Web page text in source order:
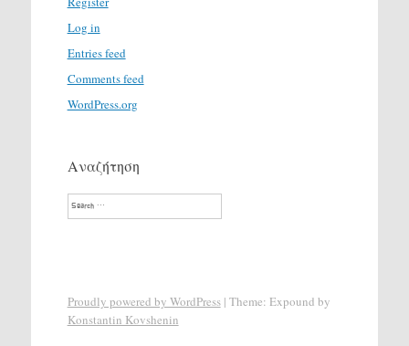
Log in
Entries feed
Comments feed
WordPress.org
Αναζήτηση
Search
Proudly powered by WordPress| Theme: Expound by
Konstantin Kovshenin